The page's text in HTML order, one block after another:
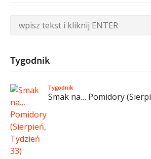
Tygodnik
Tygodnik
Smak na… Pomidory